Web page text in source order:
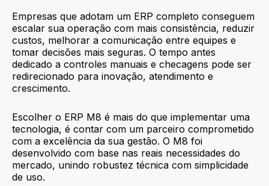
Empresas que adotam um ERP completo conseguem
escalar sua operação com mais consistência, reduzir
custos, melhorar a comunicação entre equipes e
tomar decisões mais seguras. O tempo antes
dedicado a controles manuais e checagens pode ser
redirecionado para inovação, atendimento e
crescimento.
Escolher o ERP M8 é mais do que implementar uma
tecnologia, é contar com um parceiro comprometido
com a excelência da sua gestão. O M8 foi
desenvolvido com base nas reais necessidades do
mercado, unindo robustez técnica com simplicidade
de uso.